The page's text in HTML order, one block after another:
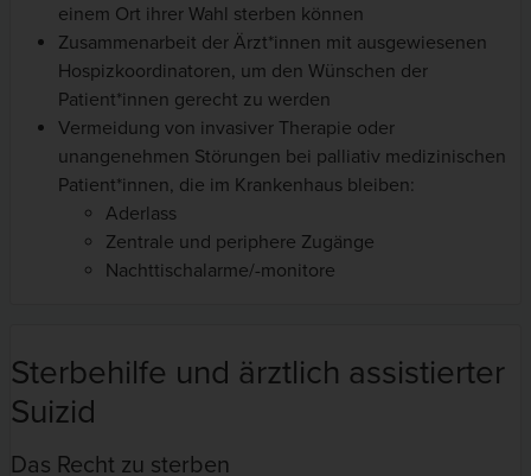
einem Ort ihrer Wahl sterben können
Zusammenarbeit der Ärzt*innen mit ausgewiesenen
Hospizkoordinatoren, um den Wünschen der
Patient*innen gerecht zu werden
Vermeidung von invasiver Therapie oder
unangenehmen Störungen bei palliativ medizinischen
Patient*innen, die im Krankenhaus bleiben:
Aderlass
Zentrale und periphere Zugänge
Nachttischalarme/-monitore
Sterbehilfe und ärztlich assistierter
Suizid
Das Recht zu sterben